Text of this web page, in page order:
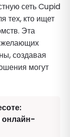
сеть Cupid
тех, кто ищет
Эта
желающих
создавая
могут
онлайн-